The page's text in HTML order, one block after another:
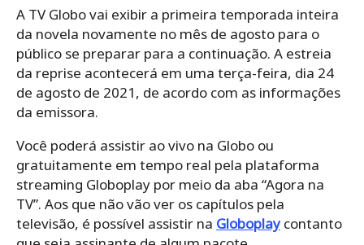
A TV Globo vai exibir a primeira temporada inteira
da novela novamente no mês de agosto para o
público se preparar para a continuação. A estreia
da reprise acontecerá em uma terça-feira, dia 24
de agosto de 2021, de acordo com as informações
da emissora.
Você poderá assistir ao vivo na Globo ou
gratuitamente em tempo real pela plataforma
streaming Globoplay por meio da aba “Agora na
TV”. Aos que não vão ver os capítulos pela
televisão, é possível assistir na Globoplaycontanto